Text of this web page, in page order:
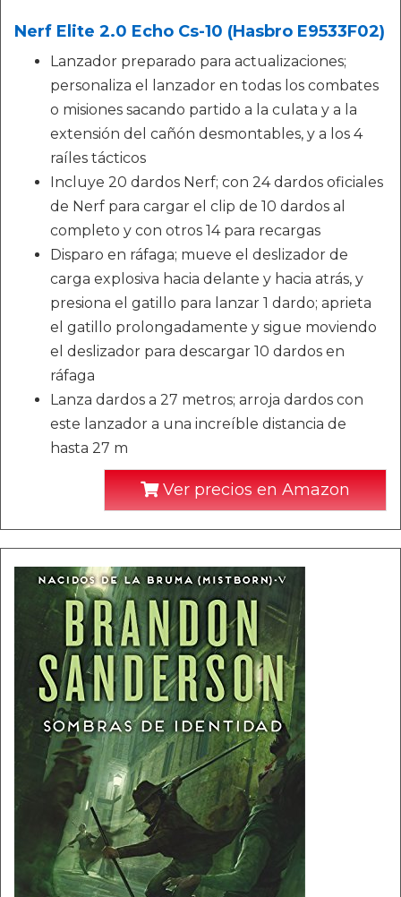
Nerf Elite 2.0 Echo Cs-10 (Hasbro E9533F02)
Lanzador preparado para actualizaciones;
personaliza el lanzador en todas los combates
o misiones sacando partido a la culata y a la
extensión del cañón desmontables, y a los 4
raíles tácticos
Incluye 20 dardos Nerf; con 24 dardos oficiales
de Nerf para cargar el clip de 10 dardos al
completo y con otros 14 para recargas
Disparo en ráfaga; mueve el deslizador de
carga explosiva hacia delante y hacia atrás, y
presiona el gatillo para lanzar 1 dardo; aprieta
el gatillo prolongadamente y sigue moviendo
el deslizador para descargar 10 dardos en
ráfaga
Lanza dardos a 27 metros; arroja dardos con
este lanzador a una increíble distancia de
hasta 27 m
Ver precios en Amazon